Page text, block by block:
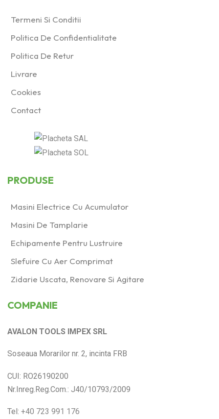
Termeni Si Conditii
Politica De Confidentialitate
Politica De Retur
Livrare
Cookies
Contact
PRODUSE
Masini Electrice Cu Acumulator
Masini De Tamplarie
Echipamente Pentru Lustruire
Slefuire Cu Aer Comprimat
Zidarie Uscata, Renovare Si Agitare
COMPANIE
AVALON TOOLS IMPEX SRL
Soseaua Morarilor nr. 2, incinta FRB
CUI: RO26190200
Nr.Inreg.Reg.Com.: J40/10793/2009
Tel: +40 723 991 176